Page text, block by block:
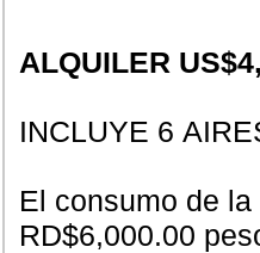
ALQUILER
INCLUYE 6
El consumo de
RD$6,000.00